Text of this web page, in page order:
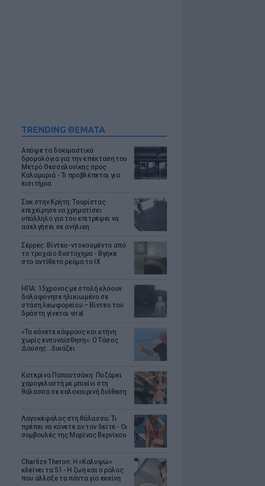
TRENDING ΘΕΜΑΤΑ
Απόψε τα δοκιμαστικά
δρομολόγια για την επέκταση του
Μετρό Θεσσαλονίκης προς
Καλαμαριά - Τι προβλέπεται για
εισιτήρια
Σοκ στην Κρήτη: Τουρίστας
επιχείρησε να χρηματίσει
υπάλληλο για του επιτρέψει να
ασελγήσει σε ανήλικη
Σέρρες: Βίντεο-ντοκουμέντο από
το τροχαίο δυστύχημα - Βγήκε
στο αντίθετο ρεύμα το ΙΧ
ΗΠΑ: 15χρονος με στολή κλόουν
δολοφόνησε ηλικιωμένο σε
στάση λεωφορείου – Βίντεο του
δράστη γίνεται viral
«Τα κάνετε κάφρους και κτήνη
χωρίς ενσυναίσθηση»: Ο Τάσος
Δούσης...δικάζει
Κατερίνα Παπουτσάκη: Ποζάρει
χαμογελαστή με μπικίνι στη
θάλασσα σε καλοκαιρινή διάθεση
Λαγοκέφαλος στη θάλασσα: Τι
πρέπει να κάνετε αν τον δείτε - Οι
συμβουλές της Μαρίνας Βερνίκου
Charlize Theron: Η «Καλυψώ»
κλείνει τα 51 - H ζωή και ο ρόλος
που άλλαξε τα πάντα για εκείνη